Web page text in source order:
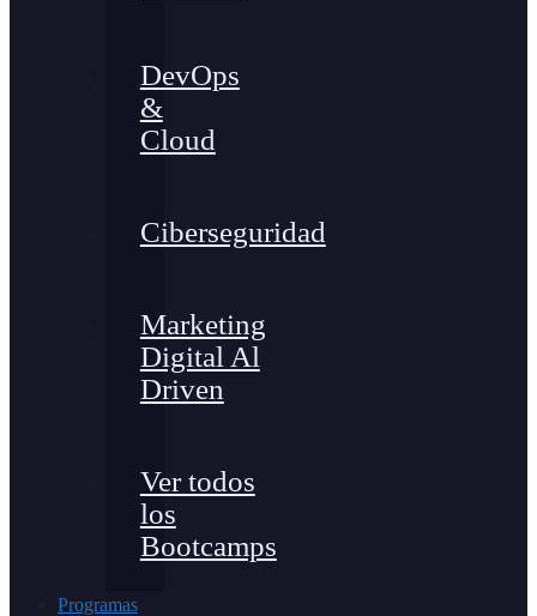
DevOps
&
Cloud
Ciberseguridad
Marketing
Digital Al
Driven
Ver todos
los
Bootcamps
Programas